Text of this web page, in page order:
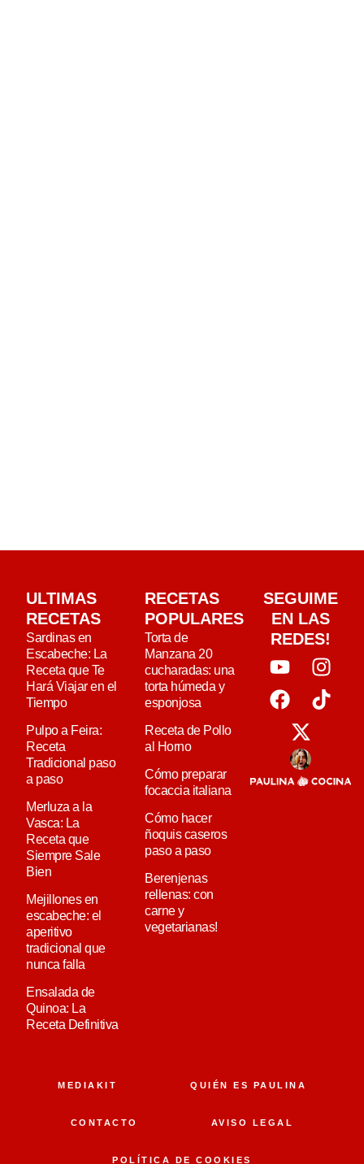
ULTIMAS
RECETAS
Sardinas en
Escabeche: La
Receta que Te
Hará Viajar en el
Tiempo
Pulpo a Feira:
Receta
Tradicional paso
a paso
Merluza a la
Vasca: La
Receta que
Siempre Sale
Bien
Mejillones en
escabeche: el
aperitivo
tradicional que
nunca falla
Ensalada de
Quinoa: La
Receta Definitiva
RECETAS
POPULARES
Torta de
Manzana 20
cucharadas: una
torta húmeda y
esponjosa
Receta de Pollo
al Horno
Cómo preparar
focaccia italiana
Cómo hacer
ñoquis caseros
paso a paso
Berenjenas
rellenas: con
carne y
vegetarianas!
SEGUIME
EN LAS
REDES!
MEDIAKIT QUIÉN ES PAULINA
CONTACTO AVISO LEGAL
POLÍTICA DE COOKIES